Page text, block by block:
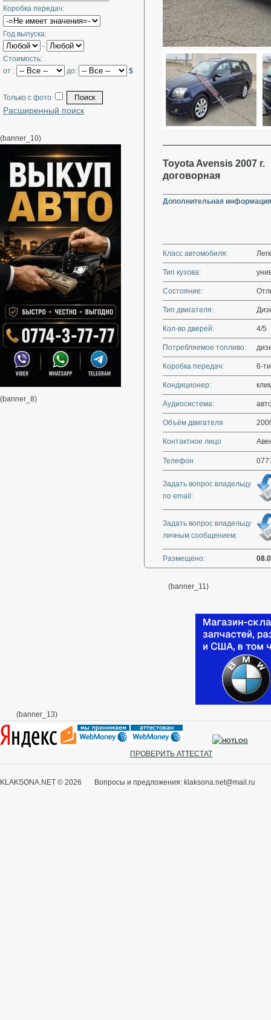
Коробка передач:
Год выпуска:
-
Стоимость:
от :
до: $
Только с фото:
Расширенный поиск
(banner_10)
(banner_8)
Toyota Avensis 2007 г.
договорная
Дополнительная
Класс автомобиля:
Тип кузова:
Состояние:
Тип двигателя:
Кол-во дверей: 4/5
Потребляемое топливо:
Коробка передач: 6-
Кондиционер:
Аудиосистема:
Объём двигателя
Контактное лицо
Телефон
Задать вопрос владельцу
по email:
Задать вопрос владельцу
личным сообщением:
Размещено:
(banner_11)
(banner_13)
ПРОВЕРИТЬ АТТЕСТАТ
KLAKSONA.NET © 2026 Вопросы и предложения: klaksona.net@mail.ru